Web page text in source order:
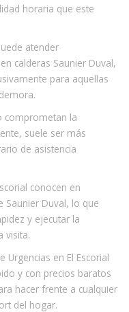
horaria que este
atender
calderas Saunier Duval,
para aquellas
comprometan la
suele ser más
de asistencia
conocen en
Saunier Duval, lo que
y ejecutar la
visita.
Urgencias en El Escorial
y con precios baratos
hacer frente a cualquier
del hogar.